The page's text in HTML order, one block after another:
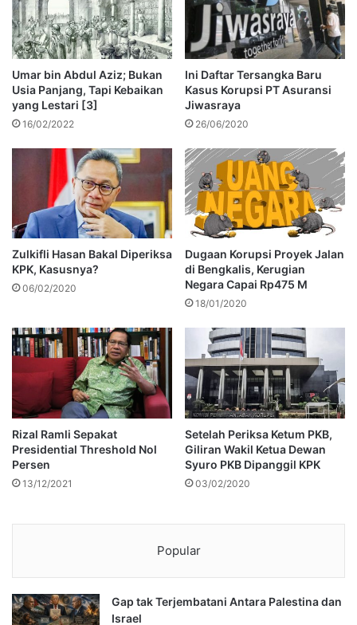
Umar bin Abdul Aziz; Bukan
Usia Panjang, Tapi Kebaikan
yang Lestari [3]
16/02/2022
Ini Daftar Tersangka Baru
Kasus Korupsi PT Asuransi
Jiwasraya
26/06/2020
Zulkifli Hasan Bakal Diperiksa
KPK, Kasusnya?
06/02/2020
Dugaan Korupsi Proyek Jalan
di Bengkalis, Kerugian
Negara Capai Rp475 M
18/01/2020
Rizal Ramli Sepakat
Presidential Threshold Nol
Persen
13/12/2021
Setelah Periksa Ketum PKB,
Giliran Wakil Ketua Dewan
Syuro PKB Dipanggil KPK
03/02/2020
Popular
Gap tak Terjembatani Antara Palestina dan
Israel